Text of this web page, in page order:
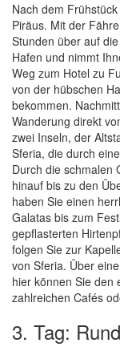
Nach dem
Piräus. Mit der
Stunden über auf
Hafen und nimmt
Weg zum Hotel zu
von der hübschen
bekommen.
Wanderung direkt
zwei Inseln, der
Sferia, die durch
Durch die schmalen
hinauf bis zu den
haben Sie einen
Galatas bis zum
gepflasterten
folgen Sie zur
von Sferia. Über
hier können Sie den
zahlreichen Cafés
3. Tag: